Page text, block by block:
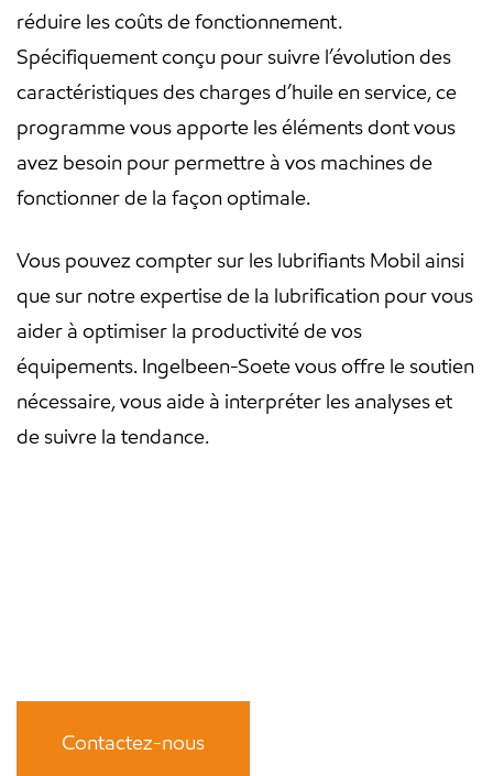
réduire les coûts de fonctionnement.
Spécifiquement conçu pour suivre l’évolution des
caractéristiques des charges d’huile en service, ce
programme vous apporte les éléments dont vous
avez besoin pour permettre à vos machines de
fonctionner de la façon optimale.
Vous pouvez compter sur les lubrifiants Mobil ainsi
que sur notre expertise de la lubrification pour vous
aider à optimiser la productivité de vos
équipements. Ingelbeen-Soete vous offre le soutien
nécessaire, vous aide à interpréter les analyses et
de suivre la tendance.
Contactez-nous